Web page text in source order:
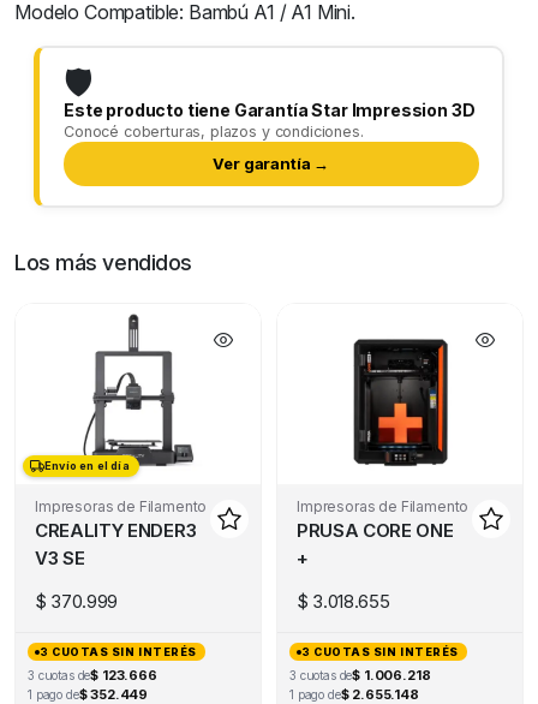
Modelo Compatible: Bambú A1 / A1 Mini.
🛡️
Este producto tiene Garantía Star Impression 3D
Conocé coberturas, plazos y condiciones.
Ver garantía →
Los más vendidos
Envío en el día
Envío en el día
Impresoras de Filamento
CREALITY ENDER3
V3 SE
$ 370.999
3 CUOTAS SIN INTERÉS
3 cuotas de$ 123.666
1 pago de$ 352.449
Impresoras de Filamento
PRUSA CORE ONE
+
$ 3.018.655
3 CUOTAS SIN INTERÉS
3 cuotas de$ 1.006.218
1 pago de$ 2.655.148